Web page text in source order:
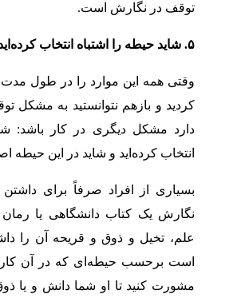
توقف در نگارش است.
۵. شاید حیطه را اشتباه انتخاب کرده‌اید
وقتی همه این موارد را در طول
کردید و بازهم نتوانستید به مشکل
دارد مشکل دیگری در کار باشد:
انتخاب کرده‌اید و شاید در این حیطه
بسیاری از افراد صرفاً برای
نگارش یک کتاب دانشگاهی یا
علم، تخیل و ذوق و قریحه آن را
است برحسب حیطه‌ای که در آن
مشورت کنید تا او شما دانش و یا